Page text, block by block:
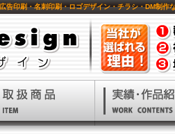
告印刷・名刺印刷・ロゴデザイン・チラシ・DM制